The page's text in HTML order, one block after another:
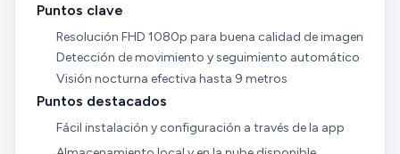
Puntos clave
Resolución FHD 1080p para buena calidad de imagen
Detección de movimiento y seguimiento automático
Visión nocturna efectiva hasta 9 metros
Puntos destacados
Fácil instalación y configuración a través de la app